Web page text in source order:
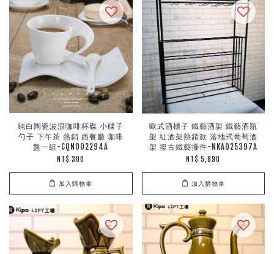
純白陶瓷波浪咖啡杯碟 小碟子
勺子 下午茶 熱銷 西餐廳 咖啡
盤一組-CQN002294A
NT$ 300
加入購物車
歐式酒櫃子 鐵藝酒架 鐵藝酒瓶
架 紅酒架熱銷款 落地式葡萄酒
架 復古鐵藝擺件-NKA025397A
NT$ 5,890
加入購物車